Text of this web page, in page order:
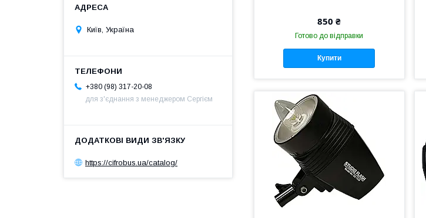
850 ₴
Готово до відправки
Купити
Київ, Україна
+380 (98) 317-20-08
для з'єднання з менеджером Сергієм
https://cifrobus.ua/catalog/